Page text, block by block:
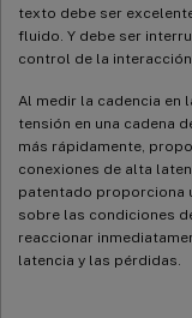
texto debe ser
fluido. Y debe ser
control de la
Al medir la cadencia en
tensión en una cadena
más rápidamente,
conexiones de alta
patentado proporciona
sobre las condiciones
reaccionar
latencia y las pérdidas.